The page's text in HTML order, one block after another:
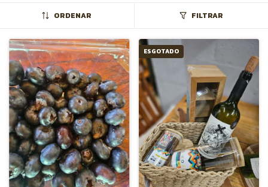
ORDENAR FILTRAR
ESGOTADO